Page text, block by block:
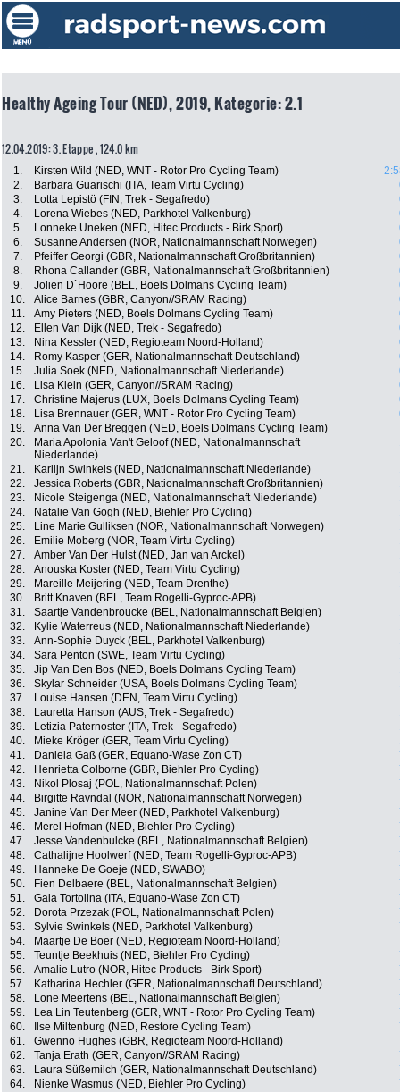
Healthy Ageing Tour (NED), 2019, Kategorie: 2.1
12.04.2019: 3. Etappe , 124.0 km
1. Kirsten Wild (NED, WNT - Rotor Pro Cycling Team)
2.
Barbara Guarischi (ITA, Team Virtu Cycling)
3.
Lotta Lepistö (FIN, Trek - Segafredo)
4.
Lorena Wiebes (NED, Parkhotel Valkenburg)
5.
Lonneke Uneken (NED, Hitec Products - Birk Sport)
6.
Susanne Andersen (NOR, Nationalmannschaft Norwegen)
7.
Pfeiffer Georgi (GBR, Nationalmannschaft Großbritannien)
8.
Rhona Callander (GBR, Nationalmannschaft Großbritannien)
9.
Jolien D`Hoore (BEL, Boels Dolmans Cycling Team)
10.
Alice Barnes (GBR, Canyon//SRAM Racing)
11.
Amy Pieters (NED, Boels Dolmans Cycling Team)
12.
Ellen Van Dijk (NED, Trek - Segafredo)
13.
Nina Kessler (NED, Regioteam Noord-Holland)
14.
Romy Kasper (GER, Nationalmannschaft Deutschland)
15.
Julia Soek (NED, Nationalmannschaft Niederlande)
16.
Lisa Klein (GER, Canyon//SRAM Racing)
17.
Christine Majerus (LUX, Boels Dolmans Cycling Team)
18.
Lisa Brennauer (GER, WNT - Rotor Pro Cycling Team)
19.
Anna Van Der Breggen (NED, Boels Dolmans Cycling Team)
20.
Maria Apolonia Van't Geloof (NED, Nationalmannschaft
Niederlande)
21. Karlijn Swinkels (NED, Nationalmannschaft Niederlande)
22.
Jessica Roberts (GBR, Nationalmannschaft Großbritannien)
23.
Nicole Steigenga (NED, Nationalmannschaft Niederlande)
24.
Natalie Van Gogh (NED, Biehler Pro Cycling)
25.
Line Marie Gulliksen (NOR, Nationalmannschaft Norwegen)
26.
Emilie Moberg (NOR, Team Virtu Cycling)
27.
Amber Van Der Hulst (NED, Jan van Arckel)
28.
Anouska Koster (NED, Team Virtu Cycling)
29.
Mareille Meijering (NED, Team Drenthe)
30.
Britt Knaven (BEL, Team Rogelli-Gyproc-APB)
31.
Saartje Vandenbroucke (BEL, Nationalmannschaft Belgien)
32.
Kylie Waterreus (NED, Nationalmannschaft Niederlande)
33.
Ann-Sophie Duyck (BEL, Parkhotel Valkenburg)
34.
Sara Penton (SWE, Team Virtu Cycling)
35.
Jip Van Den Bos (NED, Boels Dolmans Cycling Team)
36.
Skylar Schneider (USA, Boels Dolmans Cycling Team)
37.
Louise Hansen (DEN, Team Virtu Cycling)
38.
Lauretta Hanson (AUS, Trek - Segafredo)
39.
Letizia Paternoster (ITA, Trek - Segafredo)
40.
Mieke Kröger (GER, Team Virtu Cycling)
41.
Daniela Gaß (GER, Equano-Wase Zon CT)
42.
Henrietta Colborne (GBR, Biehler Pro Cycling)
43.
Nikol Plosaj (POL, Nationalmannschaft Polen)
44.
Birgitte Ravndal (NOR, Nationalmannschaft Norwegen)
45.
Janine Van Der Meer (NED, Parkhotel Valkenburg)
46.
Merel Hofman (NED, Biehler Pro Cycling)
47.
Jesse Vandenbulcke (BEL, Nationalmannschaft Belgien)
48.
Cathalijne Hoolwerf (NED, Team Rogelli-Gyproc-APB)
49.
Hanneke De Goeje (NED, SWABO)
50.
Fien Delbaere (BEL, Nationalmannschaft Belgien)
51.
Gaia Tortolina (ITA, Equano-Wase Zon CT)
52.
Dorota Przezak (POL, Nationalmannschaft Polen)
53.
Sylvie Swinkels (NED, Parkhotel Valkenburg)
54.
Maartje De Boer (NED, Regioteam Noord-Holland)
55.
Teuntje Beekhuis (NED, Biehler Pro Cycling)
56.
Amalie Lutro (NOR, Hitec Products - Birk Sport)
57.
Katharina Hechler (GER, Nationalmannschaft Deutschland)
58.
Lone Meertens (BEL, Nationalmannschaft Belgien)
59.
Lea Lin Teutenberg (GER, WNT - Rotor Pro Cycling Team)
60.
Ilse Miltenburg (NED, Restore Cycling Team)
61.
Gwenno Hughes (GBR, Regioteam Noord-Holland)
62.
Tanja Erath (GER, Canyon//SRAM Racing)
63.
Laura Süßemilch (GER, Nationalmannschaft Deutschland)
64.
Nienke Wasmus (NED, Biehler Pro Cycling)